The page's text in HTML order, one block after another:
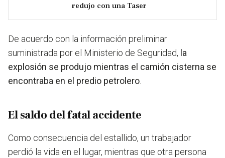
redujo con una Taser
De acuerdo con la información preliminar
suministrada por el Ministerio de Seguridad, la
explosión se produjo mientras el camión cisterna se
encontraba en el predio petrolero
El saldo del fatal accidente
Como consecuencia del estallido, un trabajador
perdió la vida en el lugar, mientras que otra persona